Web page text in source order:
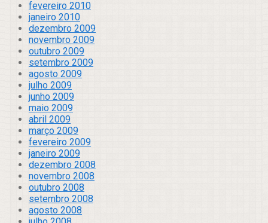
fevereiro 2010
janeiro 2010
dezembro 2009
novembro 2009
outubro 2009
setembro 2009
agosto 2009
julho 2009
junho 2009
maio 2009
abril 2009
março 2009
fevereiro 2009
janeiro 2009
dezembro 2008
novembro 2008
outubro 2008
setembro 2008
agosto 2008